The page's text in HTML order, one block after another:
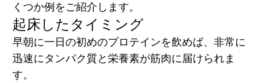
くつか例をご紹介します。
起床したタイミング
早朝に一日の初めのプロテインを飲めば、非常に
迅速にタンパク質と栄養素が筋肉に届けられま
す。